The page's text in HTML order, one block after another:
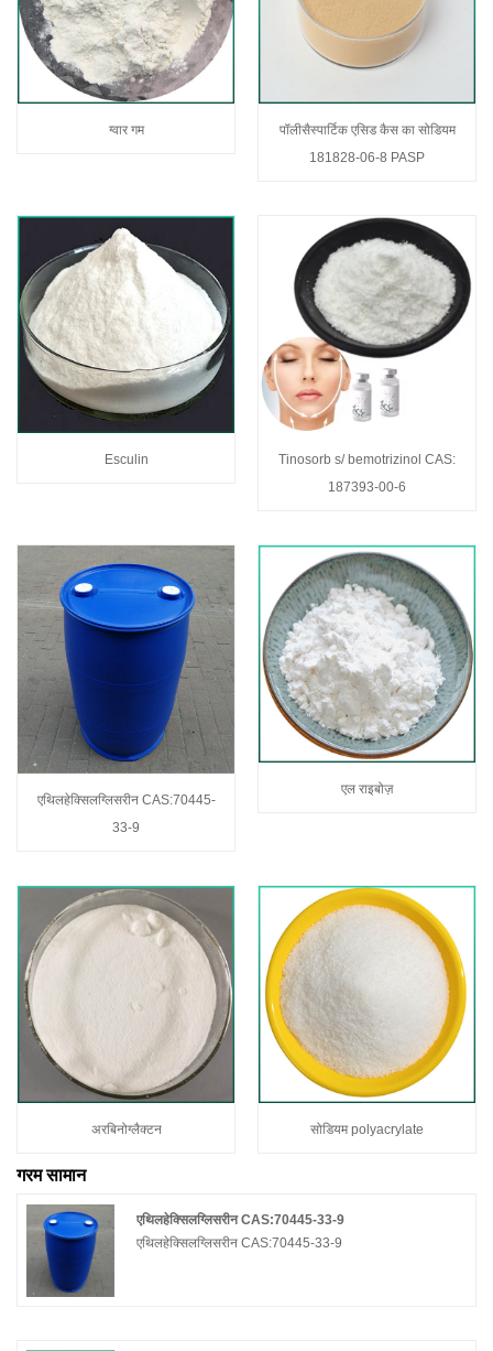
ग्वार गम
पॉलीसैस्पार्टिक एसिड कैस का सोडियम
181828-06-8 PASP
Esculin
Tinosorb s/ bemotrizinol CAS:
187393-00-6
एथिलहेक्सिलग्लिसरीन CAS:70445-
33-9
एल राइबोज़
अरबिनोग्लैक्टन सोडियम polyacrylate
गरम सामान
एथिलहेक्सिलग्लिसरीन CAS:70445-33-9
एथिलहेक्सिलग्लिसरीन CAS:70445-33-9